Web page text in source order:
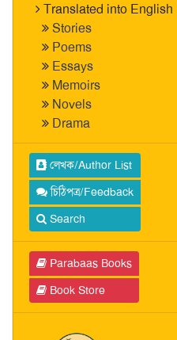
Translated into English
Stories
Poems
Essays
Memoirs
Novels
Drama
লেখক/Author List
চিঠিপত্র/Feedback
Search
Parabaas Books
Book Store